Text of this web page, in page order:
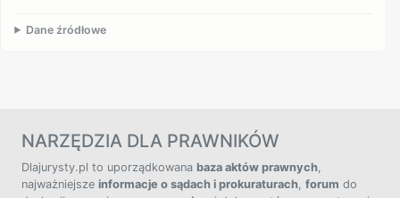
Dane źródłowe
NARZĘDZIA DLA PRAWNIKÓW
Dlajurysty.pl to uporządkowana baza aktów prawnych,
najważniejsze informacje o sądach i prokuraturach, forum do